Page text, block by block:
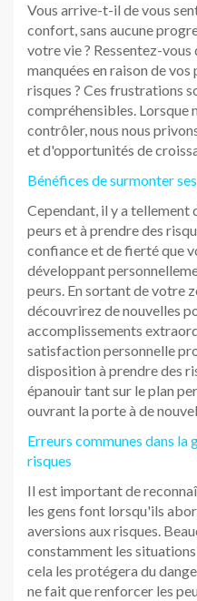
Vous arrive-t-il de vous
confort, sans aucune
votre vie ? Ressentez-
manquées en raison de
risques ? Ces frustrations
compréhensibles. Lorsque
contrôler, nous nous
et d'opportunités de
Bénéfices de surmonter
Cependant, il y a tellement
peurs et à prendre des
confiance et de fierté que
développant
peurs. En sortant de votre
découvrirez de nouvelles
accomplissements
satisfaction personnelle
disposition à prendre des
épanouir tant sur le plan
ouvrant la porte à de
Erreurs communes dans la
risques
Il est important de
les gens font lorsqu'ils
aversions aux risques.
constamment les
cela les protégera du
ne fait que renforcer les